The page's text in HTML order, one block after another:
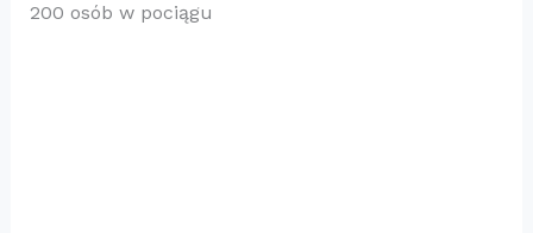
200 osób w pociągu